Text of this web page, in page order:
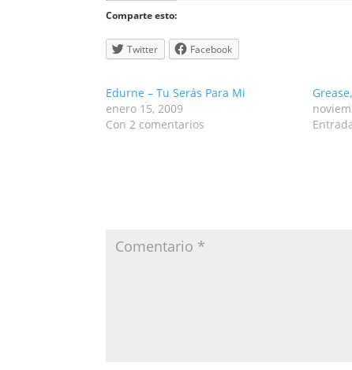
Comparte esto:
Twitter Facebook
Edurne – Tu Serás Para Mi
enero 15, 2009
Con 2 comentarios